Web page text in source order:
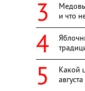
и что
Какой